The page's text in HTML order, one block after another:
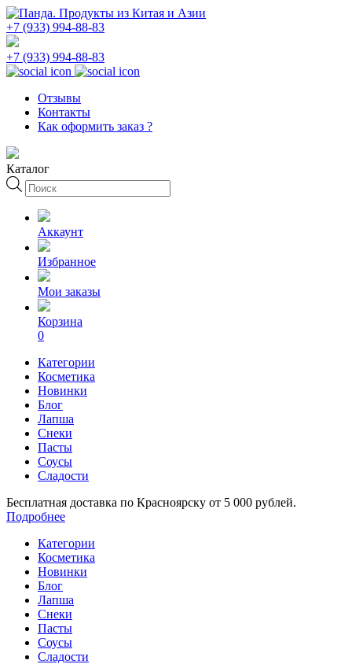
+7 (933) 994-88-83
+7 (933) 994-88-83
Отзывы
Контакты
Как оформить заказ ?
Каталог
Поиск
товаров
Аккаунт
Избранное
Мои заказы
Корзина
0
Категории
Косметика
Новинки
Блог
Лапша
Снеки
Пасты
Соусы
Сладости
Бесплатная доставка по Красноярску от 5 000 рублей.
Подробнее
Категории
Косметика
Новинки
Блог
Лапша
Снеки
Пасты
Соусы
Сладости